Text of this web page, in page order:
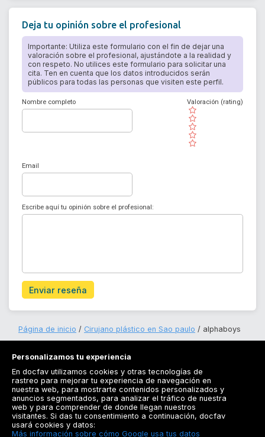
Deja tu opinión sobre el profesional
Importante: Utiliza este formulario con el fin de dejar una
valoración sobre el profesional, ajustándote a la realidad y
con respeto. No utilices este formulario para solicitar una
cita. Ten en cuenta que los datos introducidos serán
públicos para todas las personas que visiten este perfil.
Nombre completo
( )
( )
( )
( )
( )
Valoración (rating)
Email
Escribe aquí tu opinión sobre el profesional:
Enviar reseña
Página de inicio Cirujano plástico en Sao paulo alphaboys
Registrarse
Docfav
Personalizamos tu experiencia
En docfav utilizamos cookies y otras tecnologías de
rastreo para mejorar tu experiencia de navegación en
nuestra web, para mostrarte contenidos personalizados y
anuncios segmentados, para analizar el tráfico de nuestra
web y para comprender de donde llegan nuestros
visitantes. Si das tu consentimiento a continuación, docfav
usará cookies y datos:
Más información sobre cómo Google usa tus datos